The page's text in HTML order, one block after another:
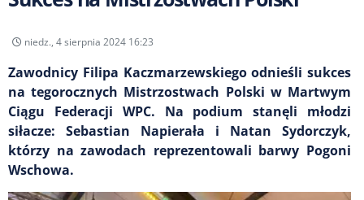
niedz., 4 sierpnia 2024 16:23
Zawodnicy Filipa Kaczmarzewskiego odnieśli sukces
na tegorocznych Mistrzostwach Polski w Martwym
Ciągu Federacji WPC. Na podium stanęli młodzi
siłacze: Sebastian Napierała i Natan Sydorczyk,
którzy na zawodach reprezentowali barwy Pogoni
Wschowa.